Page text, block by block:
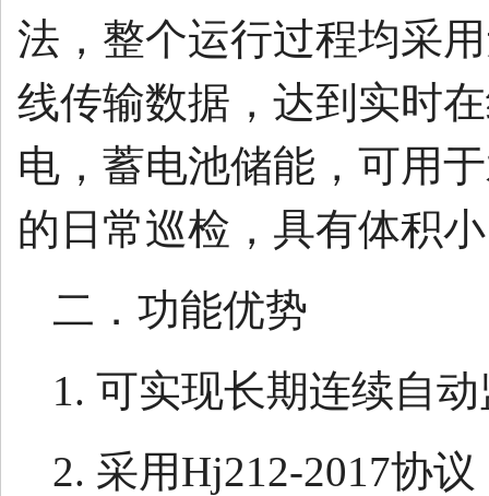
法，整个运行过程均采
线传输数据，达到实时
电，蓄电池储能，可用
的日常巡检，具有体积
二．功能优势
1. 可实现长期连续自
2. 采用Hj212-2017协